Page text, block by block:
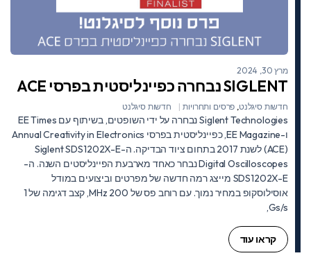
מרץ 30, 2024
SIGLENT נבחרה כפיינליסטית בפרסי ACE
חדשות סיגלנט, פרסים ותחרויות חדשות סיגלנט
Siglent Technologies נבחרה על ידי השופטים, בשיתוף עם EE Times
ו-EE Magazine, כפיינליסטית בפרסי Annual Creativity in Electronics
(ACE) לשנת 2017 בתחום ציוד הבדיקה. ה-Siglent SDS1202X-E
Digital Oscilloscopes נבחר כאחד מארבעת הפיינליסטים השנה. ה-
SDS1202X-E מייצג רמה חדשה של מפרטים וביצועים במודל
אוסילוסקופ במחיר נמוך. עם רוחב פס של 200 MHz, קצב דגימה של 1
Gs/s,
קראו עוד